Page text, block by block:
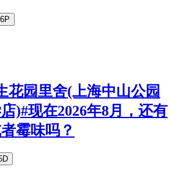
花园里舍(上海中山公园
)#现在2026年8月，还有
霉味吗？